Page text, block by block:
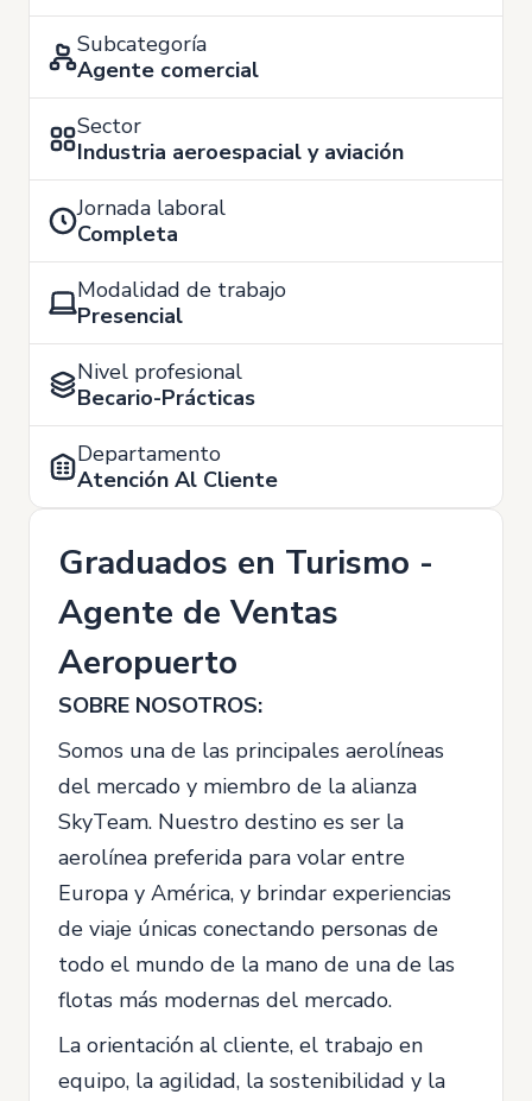
Subcategoría
Agente comercial
Sector
Industria aeroespacial y aviación
Jornada laboral
Completa
Modalidad de trabajo
Presencial
Nivel profesional
Becario-Prácticas
Departamento
Atención Al Cliente
Graduados en Turismo -
Agente de Ventas
Aeropuerto
SOBRE NOSOTROS:
Somos una de las principales aerolíneas
del mercado y miembro de la alianza
SkyTeam. Nuestro destino es ser la
aerolínea preferida para volar entre
Europa y América, y brindar experiencias
de viaje únicas conectando personas de
todo el mundo de la mano de una de las
flotas más modernas del mercado.
La orientación al cliente, el trabajo en
equipo, la agilidad, la sostenibilidad y la